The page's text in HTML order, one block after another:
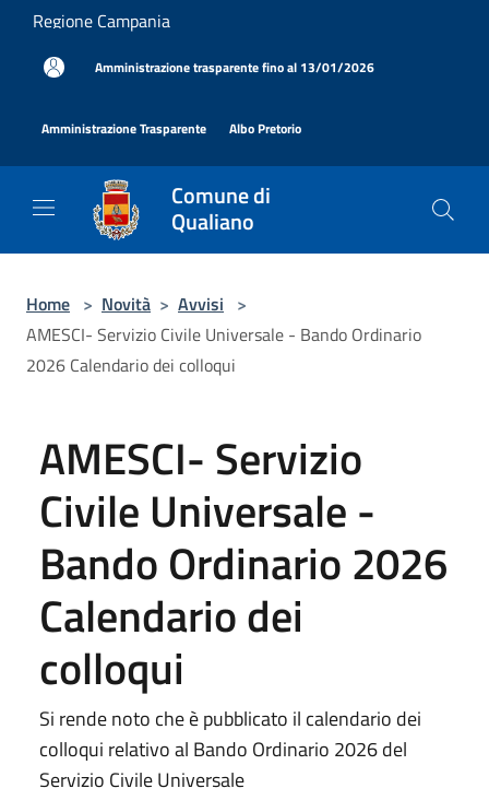
Salta al contenuto principale
Regione Campania
Amministrazione trasparente fino al 13/01/2026
Amministrazione Trasparente Albo Pretorio
Comune di
Qualiano
Home > Novità > Avvisi >
AMESCI- Servizio Civile Universale - Bando Ordinario
2026 Calendario dei colloqui
AMESCI- Servizio
Civile Universale -
Bando Ordinario 2026
Calendario dei
colloqui
Si rende noto che è pubblicato il calendario dei
colloqui relativo al Bando Ordinario 2026 del
Servizio Civile Universale